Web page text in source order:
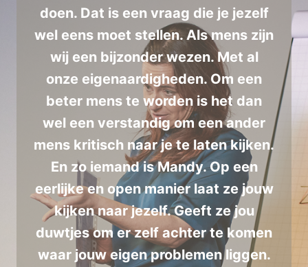
doen. Dat is een vraag die je jezelf
wel eens moet stellen. Als mens zijn
wij een bijzonder wezen. Met al
onze eigenaardigheden. Om een
beter mens te worden is het dan
wel een verstandig om een ander
mens kritisch naar je te laten kijken.
En zo iemand is Mandy. Op een
eerlijke en open manier laat ze jouw
kijken naar jezelf. Geeft ze jou
duwtjes om er zelf achter te komen
waar jouw eigen problemen liggen.